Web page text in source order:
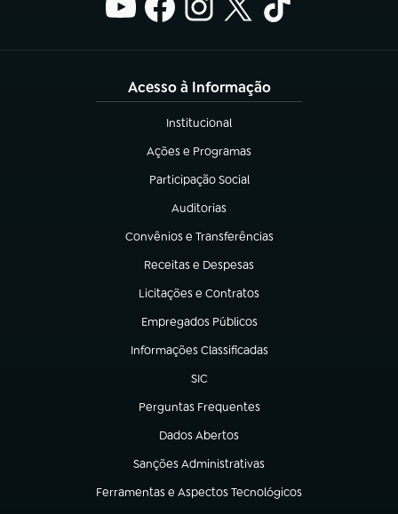
Acesso à Informação
Institucional
(abre em nova aba)
Ações e Programas
(abre em nova aba)
Participação Social
(abre em nova aba)
Auditorias
(abre em nova aba)
Convênios e Transferências
(abre em nova aba)
Receitas e Despesas
(abre em nova aba)
Licitações e Contratos
(abre em nova aba)
Empregados Públicos
(abre em nova aba)
Informações Classificadas
(abre em nova aba)
SIC
(abre em nova aba)
Perguntas Frequentes
(abre em nova aba)
Dados Abertos
(abre em nova aba)
Sanções Administrativas
(abre em nova aba)
Ferramentas e Aspectos Tecnológicos
(abre em nova aba)